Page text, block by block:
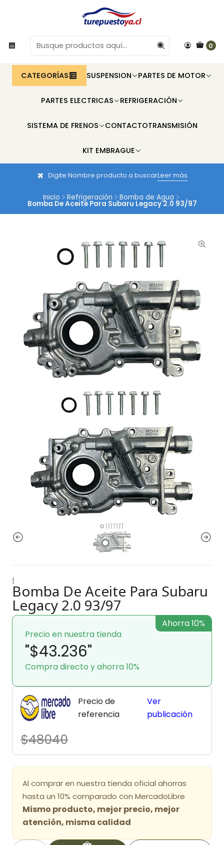
0
CATEGORÍAS SUSPENSION PARTES DE MOTOR
PARTES ELECTRICAS REFRIGERACIÓN
SISTEMA DE FRENOS CONTACTOTRANSMISIÓN
KIT EMBRAGUE
Digite Nombre producto a buscarLeer más
Inicio Refrigeración Bomba de Agua
Bomba De Aceite Para Subaru Legacy 2.0 93/97
|
Bomba De Aceite Para Subaru
Legacy 2.0 93/97
Precio en nuestra tienda
"$43.236"
Compra directo y ahorra 10%
Ahorra 10%
Precio de
referencia
$48040
Ver
publicación
Al comprar en nuestra tienda oficial ahorras
hasta un 10% comparado con MercadoLibre
Mismo producto, mejor precio, mejor
atención, misma calidad